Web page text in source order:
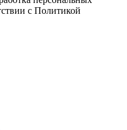
с Политикой